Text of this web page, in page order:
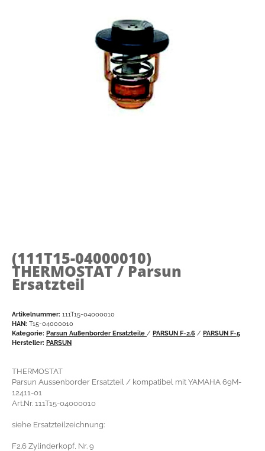
(111T15-04000010)
THERMOSTAT / Parsun
Ersatzteil
Artikelnummer: 111T15-04000010
HAN: T15-04000010
Kategorie: Parsun Außenborder Ersatzteile / PARSUN F-2.6 / PARSUN F-5
Hersteller: PARSUN
THERMOSTAT
Parsun Aussenborder Ersatzteil / kompatibel mit YAMAHA 69M-
12411-01
Art.Nr. 111T15-04000010
siehe Ersatzteilzeichnung:
F2.6 Zylinderkopf, Nr. 9